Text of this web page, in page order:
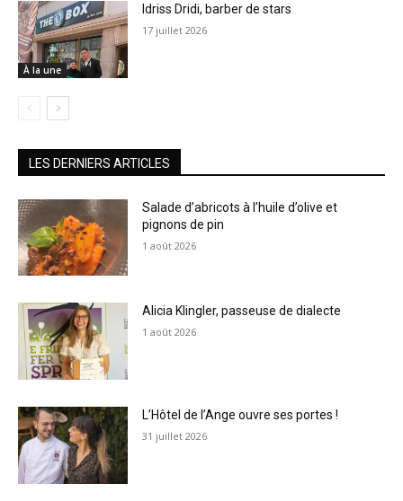
À la une
Idriss Dridi, barber de stars
17 juillet 2026
LES DERNIERS ARTICLES
Salade d’abricots à l’huile d’olive et
pignons de pin
1 août 2026
Alicia Klingler, passeuse de dialecte
1 août 2026
L’Hôtel de l’Ange ouvre ses portes !
31 juillet 2026